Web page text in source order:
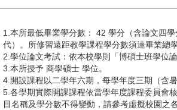
系所沿革/歷屆主任
論文規範
課程特色
Facebook
活動影音
榮譽榜
校友園地
所友會
校友網
相關連結
招生資訊
1.本所最低畢業學分數： 42 學分（含論文四
代）。所修習遠距教學課程學分數須達畢業總
2.學位論文考試：依本校學則「博碩士班學位
3.本所授予 商學碩士 學位。
4.開設課程以二學年六期，每學年度三期（含暑
5.各學期實際開課課程依當學年度課程委員會
目名稱及學分數不得變動，請參考虛擬校園之